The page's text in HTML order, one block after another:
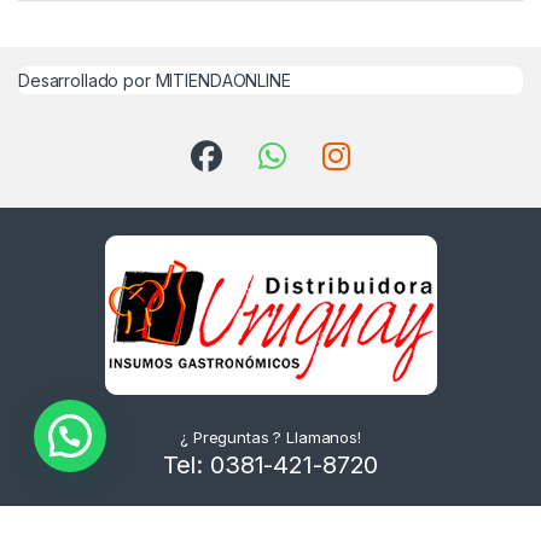
Desarrollado por MITIENDAONLINE
¿ Preguntas ? Llamanos!
Tel: 0381-421-8720